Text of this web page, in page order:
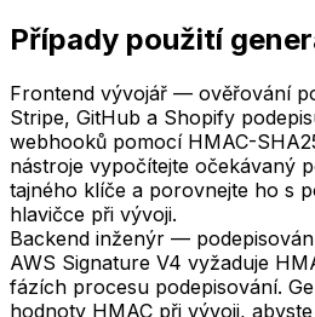
Případy použití
Frontend vývojář — ověřování
Stripe, GitHub a Shopify
webhooků pomocí HMAC-
nástroje vypočítejte očekávaný
tajného klíče a porovnejte ho s
hlavičce při vývoji.
Backend inženýr —
AWS Signature V4 vyžaduje
fázích procesu podepisování.
hodnoty HMAC při vývoji,